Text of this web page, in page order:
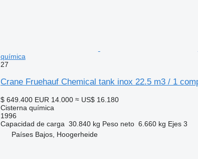
química
27
Crane Fruehauf Chemical tank inox 22.5 m3 / 1
$ 649.400 EUR 14.000 ≈ US$ 16.180
Cisterna química
1996
Capacidad de carga 30.840 kg Peso neto 6.660 kg Ejes 3
Países Bajos, Hoogerheide